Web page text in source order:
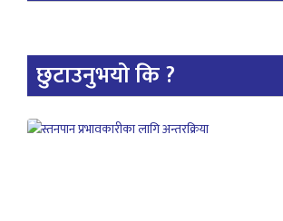
छुटाउनुभयो कि ?